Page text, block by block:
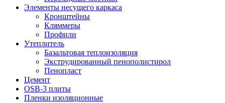
Элементы несущего каркаса
Кронштейны
Кляммеры
Профили
Утеплитель
Базальтовая теплоизоляция
Экструдированный пенополистирол
Пенопласт
Цемент
OSB-3 плиты
Пленки изоляционные